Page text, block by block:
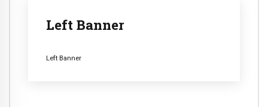
Left Banner
Left Banner